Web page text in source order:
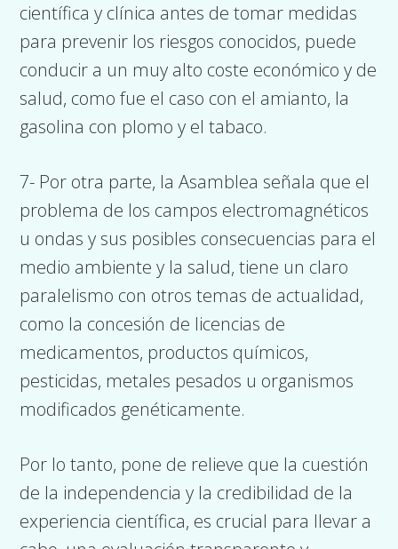
científica y clínica antes de tomar medidas
para prevenir los riesgos conocidos, puede
conducir a un muy alto coste económico y de
salud, como fue el caso con el amianto, la
gasolina con plomo y el tabaco.
7- Por otra parte, la Asamblea señala que el
problema de los campos electromagnéticos
u ondas y sus posibles consecuencias para el
medio ambiente y la salud, tiene un claro
paralelismo con otros temas de actualidad,
como la concesión de licencias de
medicamentos, productos químicos,
pesticidas, metales pesados u organismos
modificados genéticamente.
Por lo tanto, pone de relieve que la cuestión
de la independencia y la credibilidad de la
experiencia científica, es crucial para llevar a